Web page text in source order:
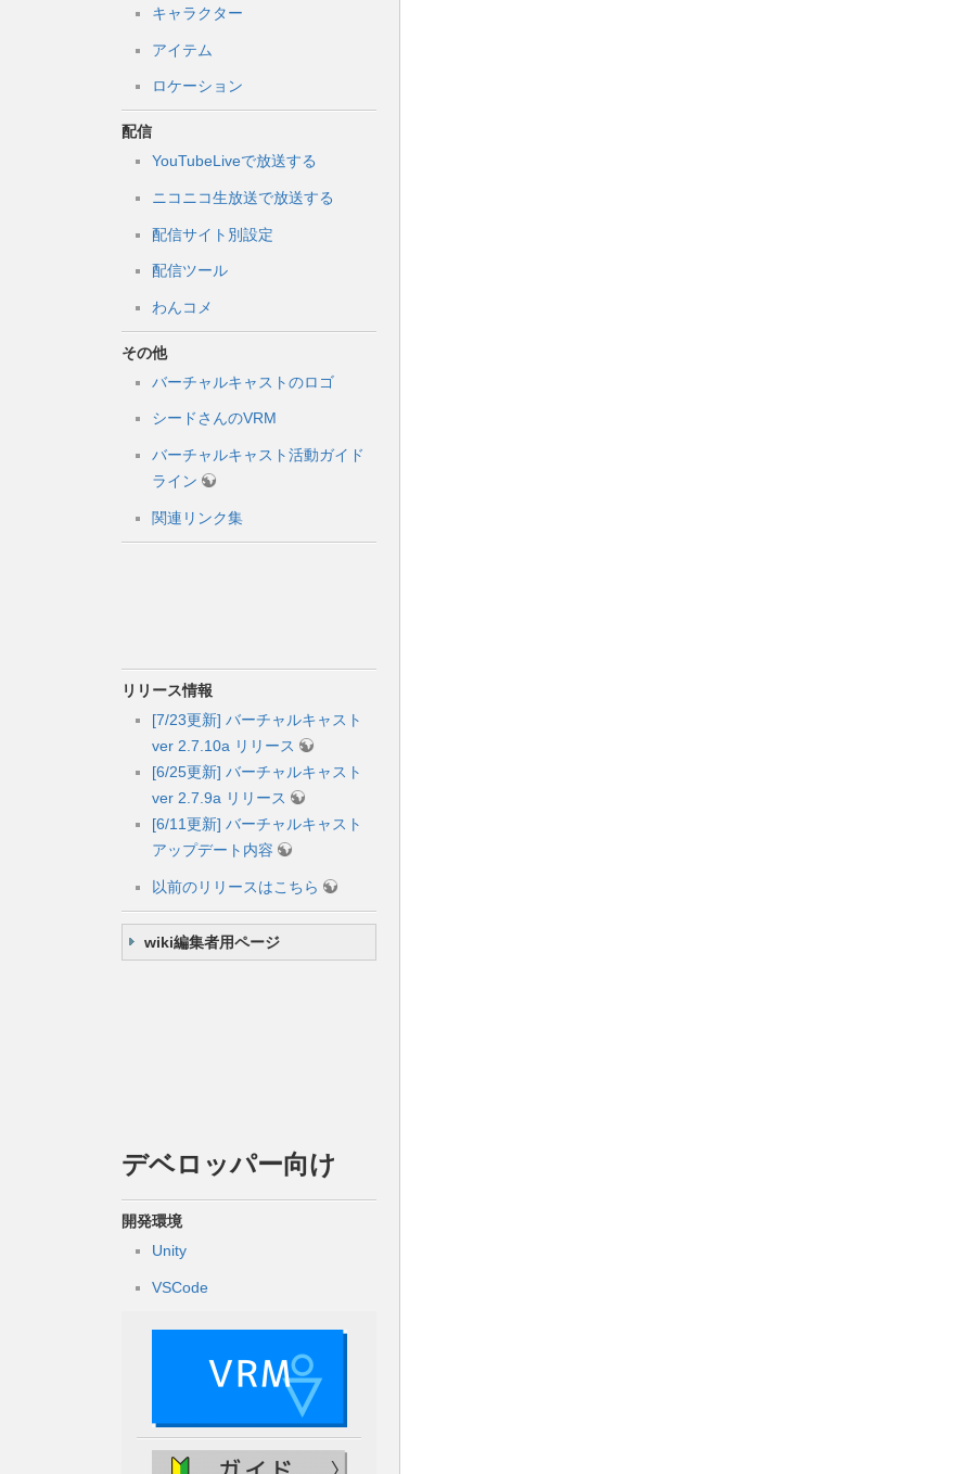
キャラクター
アイテム
ロケーション
配信
YouTubeLiveで放送する
ニコニコ生放送で放送する
配信サイト別設定
配信ツール
わんコメ
その他
バーチャルキャストのロゴ
シードさんのVRM
バーチャルキャスト活動ガイド
ライン
関連リンク集
リリース情報
[7/23更新] バーチャルキャスト
ver 2.7.10a リリース
[6/25更新] バーチャルキャスト
ver 2.7.9a リリース
[6/11更新] バーチャルキャスト
アップデート内容
以前のリリースはこちら
wiki編集者用ページ
デベロッパー向け
開発環境
Unity
VSCode